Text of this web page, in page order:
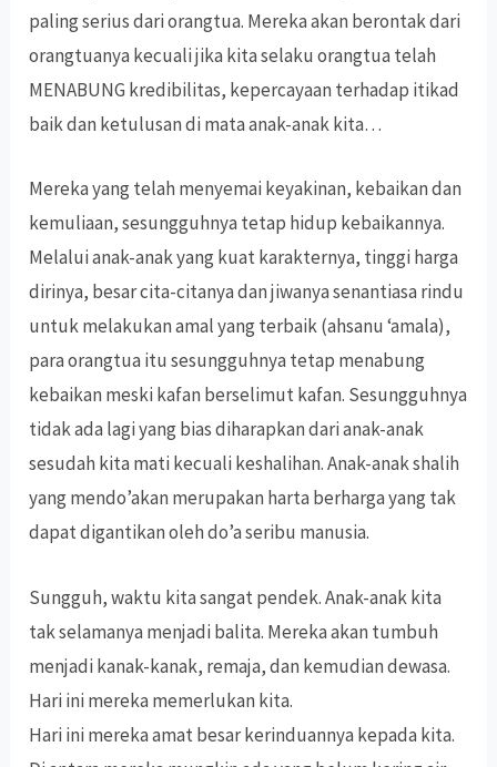
paling serius dari orangtua. Mereka akan berontak dari
orangtuanya kecuali jika kita selaku orangtua telah
MENABUNG kredibilitas, kepercayaan terhadap itikad
baik dan ketulusan di mata anak-anak kita…
Mereka yang telah menyemai keyakinan, kebaikan dan
kemuliaan, sesungguhnya tetap hidup kebaikannya.
Melalui anak-anak yang kuat karakternya, tinggi harga
dirinya, besar cita-citanya dan jiwanya senantiasa rindu
untuk melakukan amal yang terbaik (ahsanu ‘amala),
para orangtua itu sesungguhnya tetap menabung
kebaikan meski kafan berselimut kafan. Sesungguhnya
tidak ada lagi yang bias diharapkan dari anak-anak
sesudah kita mati kecuali keshalihan. Anak-anak shalih
yang mendo’akan merupakan harta berharga yang tak
dapat digantikan oleh do’a seribu manusia.
Sungguh, waktu kita sangat pendek. Anak-anak kita
tak selamanya menjadi balita. Mereka akan tumbuh
menjadi kanak-kanak, remaja, dan kemudian dewasa.
Hari ini mereka memerlukan kita.
Hari ini mereka amat besar kerinduannya kepada kita.